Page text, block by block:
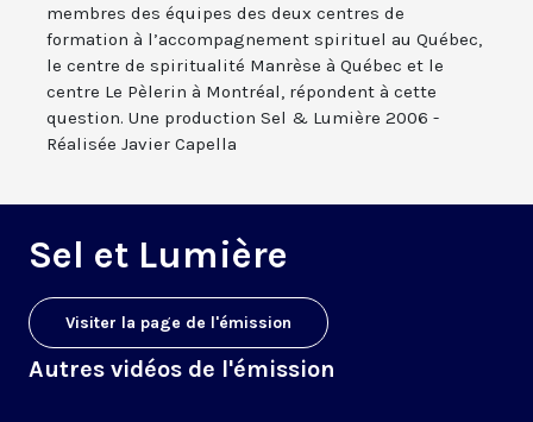
membres des équipes des deux centres de
formation à l’accompagnement spirituel au Québec,
le centre de spiritualité Manrèse à Québec et le
centre Le Pèlerin à Montréal, répondent à cette
question. Une production Sel & Lumière 2006 -
Réalisée Javier Capella
Sel et Lumière
Visiter la page de l'émission
Autres vidéos de l'émission